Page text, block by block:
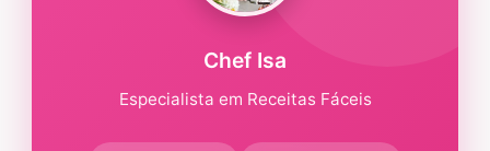
Chef Isa
Especialista em Receitas Fáceis